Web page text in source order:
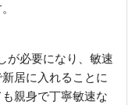
が必要になり、敏速
居に入れることに
親身で丁寧敏速な